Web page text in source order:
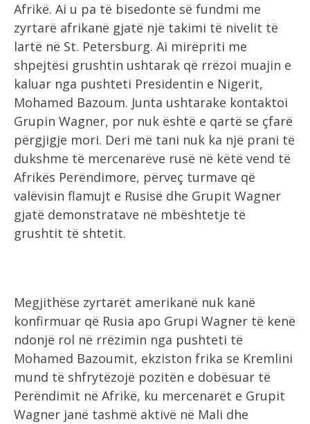
Afrikë. Ai u pa të bisedonte së fundmi me
zyrtarë afrikanë gjatë një takimi të nivelit të
lartë në St. Petersburg. Ai mirëpriti me
shpejtësi grushtin ushtarak që rrëzoi muajin e
kaluar nga pushteti Presidentin e Nigerit,
Mohamed Bazoum. Junta ushtarake kontaktoi
Grupin Wagner, por nuk është e qartë se çfarë
përgjigje mori. Deri më tani nuk ka një prani të
dukshme të mercenarëve rusë në këtë vend të
Afrikës Perëndimore, përveç turmave që
valëvisin flamujt e Rusisë dhe Grupit Wagner
gjatë demonstratave në mbështetje të
grushtit të shtetit.
Megjithëse zyrtarët amerikanë nuk kanë
konfirmuar që Rusia apo Grupi Wagner të kenë
ndonjë rol në rrëzimin nga pushteti të
Mohamed Bazoumit, ekziston frika se Kremlini
mund të shfrytëzojë pozitën e dobësuar të
Perëndimit në Afrikë, ku mercenarët e Grupit
Wagner janë tashmë aktivë në Mali dhe